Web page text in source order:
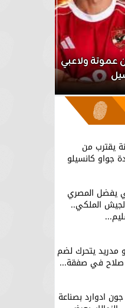
عموتة ولاعبي
يقترب من
جواو كانسيلو
يفضل المصري
الملكي..
مدريد يتحرك لضم
في صفقة...
ادوارد بصناعة